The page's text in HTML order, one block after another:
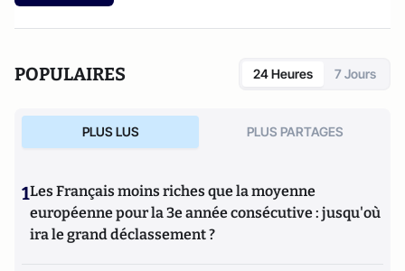
POPULAIRES 24 Heures 7 Jours
PLUS LUS PLUS PARTAGES
1Les Français moins riches que la moyenne
européenne pour la 3e année consécutive : jusqu'où
ira le grand déclassement ?